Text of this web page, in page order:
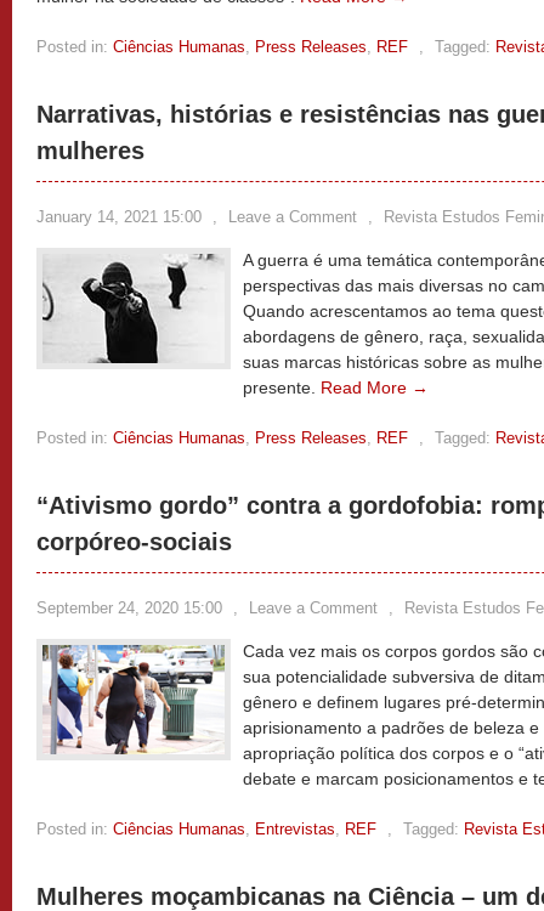
Posted in: Ciências Humanas, Press Releases, REF , Tagged:
Narrativas, histórias e resistências nas
mulheres
January 14, 2021 15:00 , Leave a Comment , Revista Estudos
A guerra é uma temática
perspectivas das mais diversas no
Quando acrescentamos ao tema
abordagens de gênero, raça,
suas marcas históricas sobre as
presente. Read More →
Posted in: Ciências Humanas, Press Releases, REF , Tagged:
“Ativismo gordo” contra a gordofobia:
corpóreo-sociais
September 24, 2020 15:00 , Leave a Comment , Revista Estudos
Cada vez mais os corpos gordos são
sua potencialidade subversiva de
gênero e definem lugares pré-
aprisionamento a padrões de beleza
apropriação política dos corpos e o
debate e marcam posicionamentos e
Posted in: Ciências Humanas, Entrevistas, REF , Tagged: Revista
Mulheres moçambicanas na Ciência – um